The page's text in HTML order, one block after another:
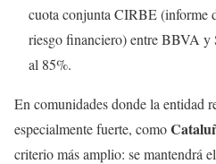
cuota conjunta CIRBE (informe
riesgo financiero) entre BBVA y
al 85%.
En comunidades donde la entidad
especialmente fuerte, como
criterio más amplio: se mantendrá